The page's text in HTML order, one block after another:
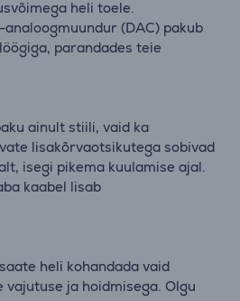
heli toele.
(DAC) pakub
parandades teie
ainult stiili, vaid ka
lisakõrvaotsikutega sobivad
isegi pikema kuulamise ajal.
kaabel lisab
heli kohandada vaid
vajutuse ja hoidmisega. Olgu